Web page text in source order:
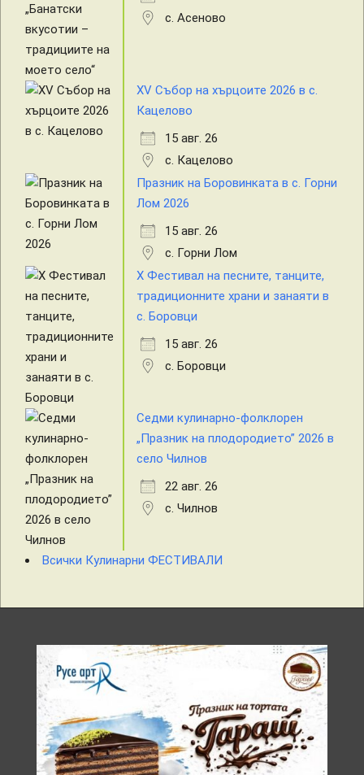
с. Асеново
XV Събор на хърцоите 2026 в с.
Кацелово
15 авг. 26
с. Кацелово
Празник на Боровинката в с. Горни
Лом 2026
15 авг. 26
с. Горни Лом
X Фестивал на песните, танците,
традиционните храни и занаяти в
с. Боровци
15 авг. 26
с. Боровци
Седми кулинарно-фолклорен
„Празник на плодородието” 2026 в
село Чилнов
22 авг. 26
с. Чилнов
Всички Кулинарни ФЕСТИВАЛИ